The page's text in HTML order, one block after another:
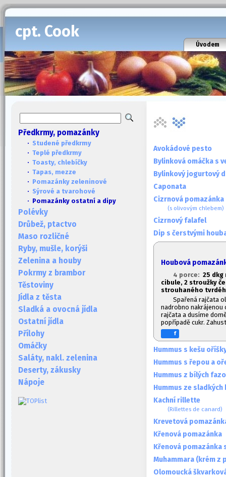
cpt. Cook
Úvodem
Předkrmy, pomazánky
· Studené předkrmy
· Teplé předkrmy
· Toasty, chlebíčky
· Tapas, mezze
· Pomazánky zeleninové
· Sýrové a tvarohové
· Pomazánky ostatní a dipy
Polévky
Drůbež, ptactvo
Maso rozličné
Ryby, mušle, korýši
Zelenina a houby
Pokrmy z brambor
Těstoviny
Jídla z těsta
Sladká a ovocná jídla
Ostatní jídla
Přílohy
Omáčky
Saláty, nakl. zelenina
Deserty, zákusky
Nápoje
Avokádové pesto
Bylinková omáčka s
Bylinkový jogurtový
Caponata
Cizrnová pomazánka
(s olivovým chlebem)
Cizrnový falafel
Dip s čerstvými
Houbová
4 porce: 25 dkg
cibule, 2 stroužky
strouhaného
Spařená rajčata
nadrobno nakrájenou
rajčata a dusíme
popřípadě cukr.
f
Hummus s kešu
Hummus s řepou a
Hummus z bílých
Hummus ze
Kachní rillette
(Rillettes de canard)
Krevetová
Křenová pomazánka
Křenová pomazánka
Muhammara (krém z
Olomoucká